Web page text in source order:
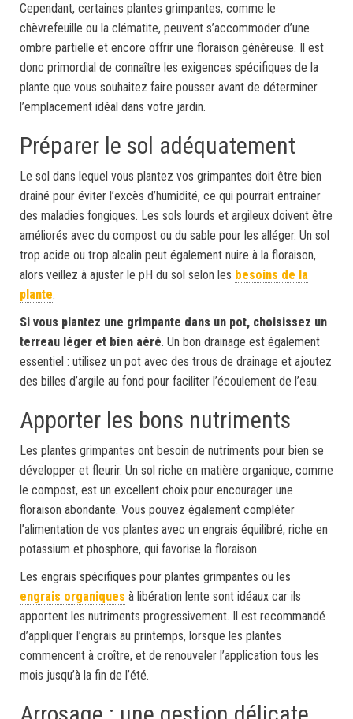
Cependant, certaines plantes grimpantes, comme le
chèvrefeuille ou la clématite, peuvent s’accommoder d’une
ombre partielle et encore offrir une floraison généreuse. Il est
donc primordial de connaître les exigences spécifiques de la
plante que vous souhaitez faire pousser avant de déterminer
l’emplacement idéal dans votre jardin.
Préparer le sol adéquatement
Le sol dans lequel vous plantez vos grimpantes doit être bien
drainé pour éviter l’excès d’humidité, ce qui pourrait entraîner
des maladies fongiques. Les sols lourds et argileux doivent être
améliorés avec du compost ou du sable pour les alléger. Un sol
trop acide ou trop alcalin peut également nuire à la floraison,
alors veillez à ajuster le pH du sol selon les besoins de la
plante.
Si vous plantez une grimpante dans un pot, choisissez un
terreau léger et bien aéré. Un bon drainage est également
essentiel : utilisez un pot avec des trous de drainage et ajoutez
des billes d’argile au fond pour faciliter l’écoulement de l’eau.
Apporter les bons nutriments
Les plantes grimpantes ont besoin de nutriments pour bien se
développer et fleurir. Un sol riche en matière organique, comme
le compost, est un excellent choix pour encourager une
floraison abondante. Vous pouvez également compléter
l’alimentation de vos plantes avec un engrais équilibré, riche en
potassium et phosphore, qui favorise la floraison.
Les engrais spécifiques pour plantes grimpantes ou les
engrais organiques à libération lente sont idéaux car ils
apportent les nutriments progressivement. Il est recommandé
d’appliquer l’engrais au printemps, lorsque les plantes
commencent à croître, et de renouveler l’application tous les
mois jusqu’à la fin de l’été.